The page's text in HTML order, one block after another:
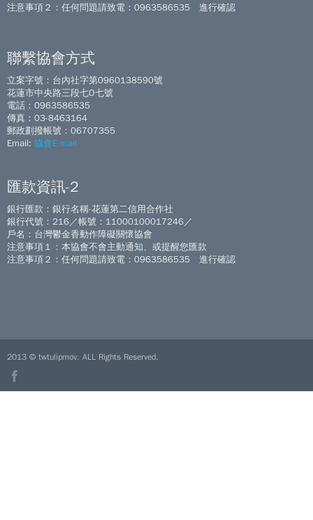
注意事項２：任何問題請致電：0963586535 進行確認
聯繫協會方式
立案字號：台內社字第0960138590號
花蓮市中央路三段七O七號
電話：0963586535
傳真：03-8463164
郵政劃撥帳號：06707355
Email: 協會E-mail
匯款資訊-2
銀行匯款：銀行名稱-花蓮第二信用合作社
銀行代號：216／帳號：11000100017246／
戶名：台灣鬱金香動作障礙關懷協會
注意事項１：本協會不會主動通知、或提醒您匯款
注意事項２：任何問題請致電：0963586535 進行確認
2013 © twtulipmov. ALL Rights Reserved.